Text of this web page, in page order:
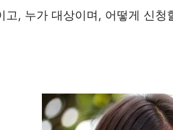
고, 누가 대상이며, 어떻게 신